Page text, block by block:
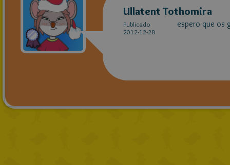
Ullatent Tothomira
Publicado
2012-12-28
espero que os